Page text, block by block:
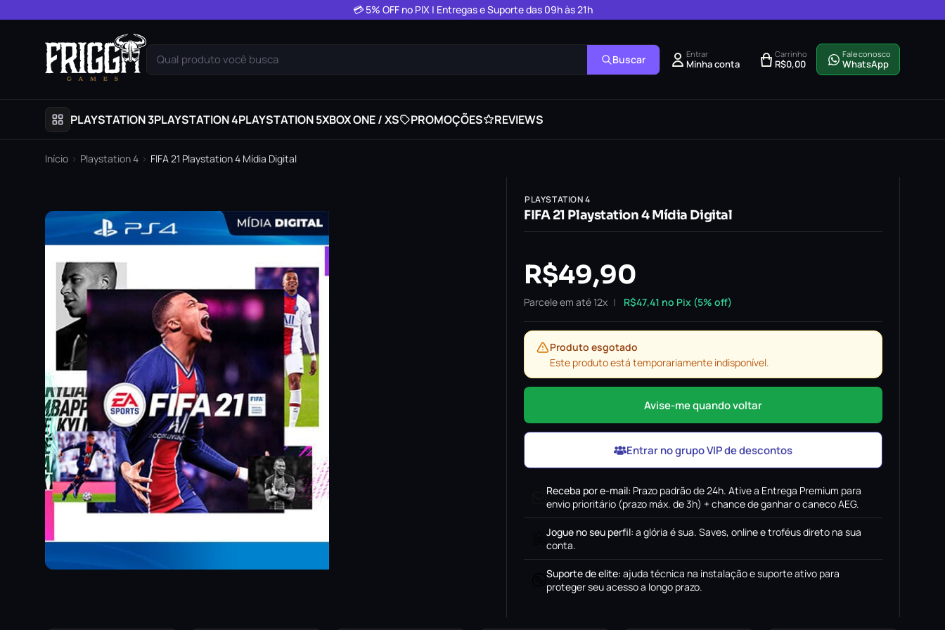
💳 5% OFF no PIX | Entregas e Suporte das 09h às 21h
Qual produto você busca Buscar Entrar
Minha conta
Carrinho
R$0,00
Fale conosco
WhatsApp
PLAYSTATION 3PLAYSTATION 4PLAYSTATION 5XBOX ONE / XS PROMOÇÕES REVIEWS
Início › Playstation 4 › FIFA 21 Playstation 4 Mídia Digital
PLAYSTATION 4
FIFA 21 Playstation 4 Mídia Digital
R$49,90
Parcele em até 12x R$47,41 no Pix (5% off)
Produto esgotado
Este produto está temporariamente indisponível.
Avise-me quando voltar
Entrar no grupo VIP de descontos
Receba por e-mail: Prazo padrão de 24h. Ative a Entrega Premium para
envio prioritário (prazo máx. de 3h) + chance de ganhar o caneco AEG.
Jogue no seu perfil: a glória é sua. Saves, online e troféus direto na sua
conta.
Suporte de elite: ajuda técnica na instalação e suporte ativo para
proteger seu acesso a longo prazo.